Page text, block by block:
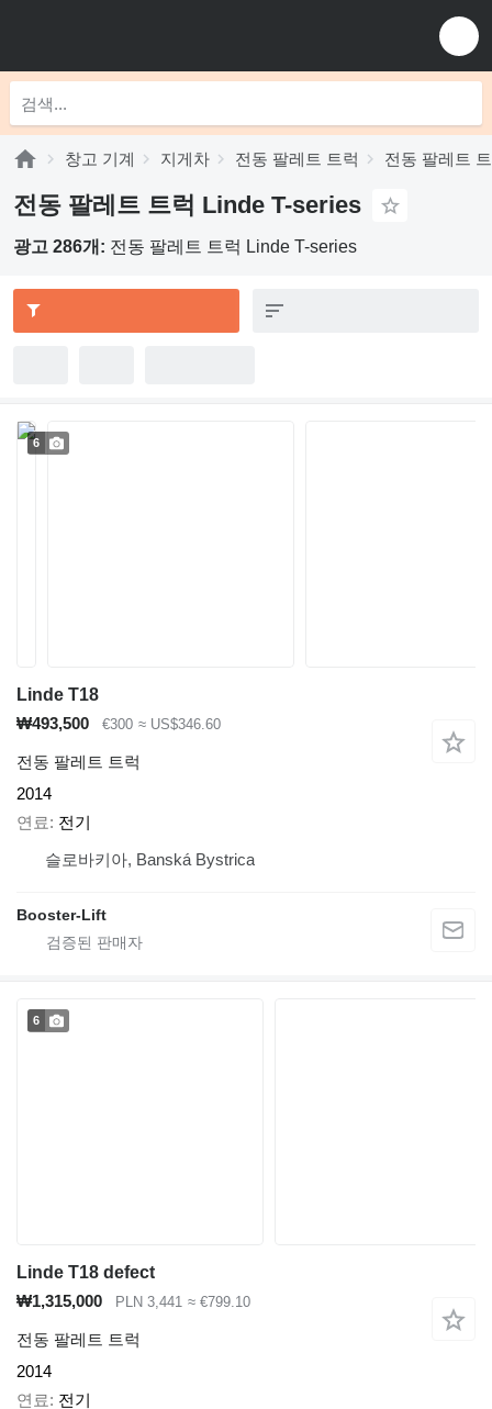
창고 기계 지게차 전동 팔레트 트럭 전동 팔레트
전동 팔레트 트럭 Linde T-series
광고 286개: 전동 팔레트 트럭 Linde T-series
6
Linde T18
₩493,500
€300 ≈ US$346.60
전동 팔레트 트럭
2014
연료
전기
슬로바키아, Banská Bystrica
Booster-Lift
6
Linde T18 defect
₩1,315,000
PLN 3,441 ≈ €799.10
전동 팔레트 트럭
2014
연료
전기